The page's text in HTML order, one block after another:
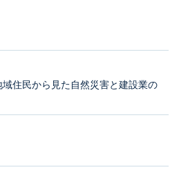
域住民から見た自然災害と建設業の